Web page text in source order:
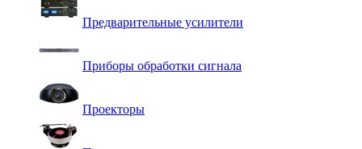
Предварительные усилители
Приборы обработки сигнала
Проекторы